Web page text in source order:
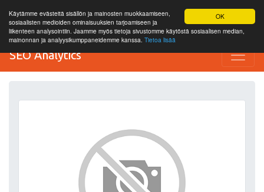
OK
Käytämme evästeitä sisällön ja mainosten muokkaamiseen,
sosiaalisten medioiden ominaisuuksien tarjoamiseen ja
liikenteen analysointiin. Jaamme myös tietoja sivustomme käytöstä sosiaalisen median,
mainonnan ja analyysikumppaneidemme kanssa. Tietoa lisää
SEO Analytics